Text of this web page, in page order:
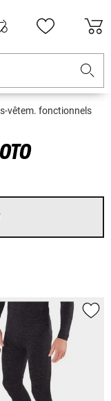
vêtem. fonctionnels